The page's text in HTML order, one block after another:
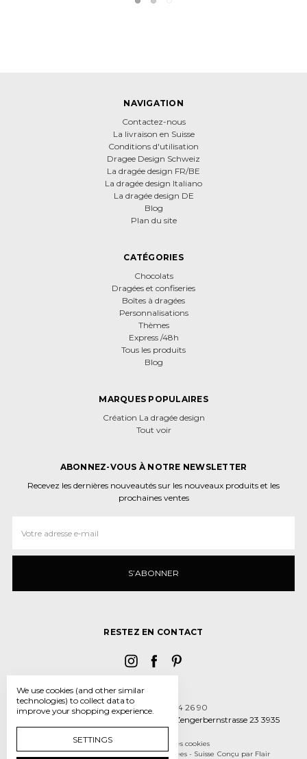
NAVIGATION
Contactez-nous
La livraison en Suisse
Conditions d'utilisation
Dragee Design Schweiz
La dragée design FR/BE
La dragée design Italiano
La dragée design DE
Blog
Plan du site
CATÉGORIES
Chocolats
Dragées et confiseries
Boîtes à dragées
Personnalisations
Thèmes
Express /48h
Tous les produits
Blog
MARQUES POPULAIRES
Création La dragée design
Tout voir
ABONNEZ-VOUS À NOTRE NEWSLETTER
Recevez les dernières nouveautés sur les nouveaux produits et les
prochaines ventes
e‑mail
RESTEZ EN CONTACT
Appelez-nous 027 934 26 90
La dragée design, Papierform GmbH Zengerbernstrasse 23 3935
Gérer les paramètres des cookies
© 2026 La dragee design - boîtes et dragées - Suisse Conçu par Flair
We use cookies (and other similar
technologies) to collect data to
improve your shopping experience.
SETTINGS